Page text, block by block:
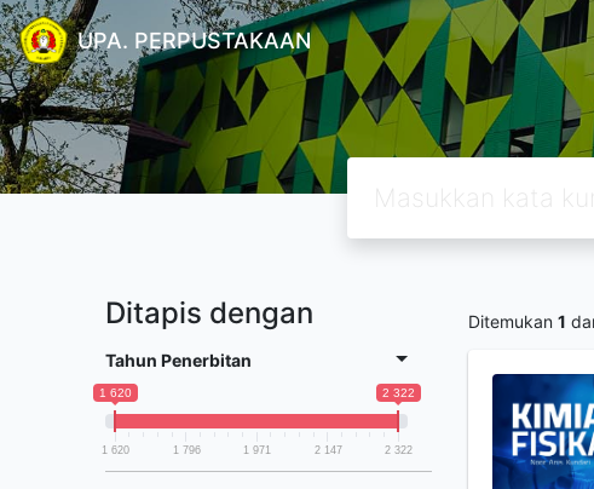
UPA. PERPUSTAKAAN
Ditapis dengan
Tahun Penerbitan
1 620 2 322
1 620 1 796 1 971 2 147 2 322
Ditemukan 1